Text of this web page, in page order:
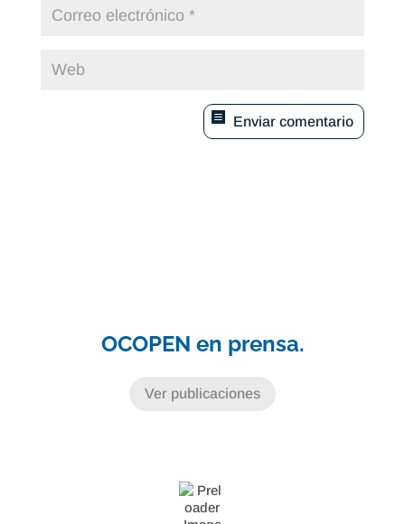
Enviar comentario
OCOPEN en prensa.
Ver publicaciones